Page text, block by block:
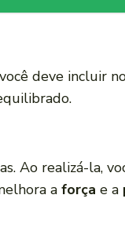
deve incluir
Ao realizá-la,
a força e a